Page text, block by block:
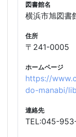
図書館名
横浜市旭図書
住所
〒241-0005
ホームページ
https://
do-manabi/
連絡先
TEL:045-